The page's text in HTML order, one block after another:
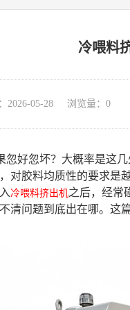
冷喂料
2026-05-28 浏览量： 0
忽好忽坏？大概率是这
对胶料均质性的要求是
冷喂料挤出机之后，经常
清问题到底出在哪。这